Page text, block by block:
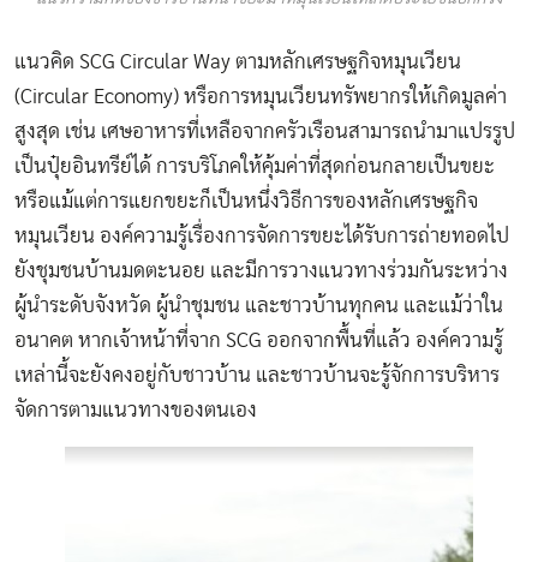
แนวคิด SCG Circular Way ตามหลักเศรษฐกิจหมุนเวียน
(Circular Economy) หรือการหมุนเวียนทรัพยากรให้เกิดมูลค่า
สูงสุด เช่น เศษอาหารที่เหลือจากครัวเรือนสามารถนำมาแปรรูป
เป็นปุ๋ยอินทรีย์ได้ การบริโภคให้คุ้มค่าที่สุดก่อนกลายเป็นขยะ
หรือแม้แต่การแยกขยะก็เป็นหนึ่งวิธีการของหลักเศรษฐกิจ
หมุนเวียน องค์ความรู้เรื่องการจัดการขยะได้รับการถ่ายทอดไป
ยังชุมชนบ้านมดตะนอย และมีการวางแนวทางร่วมกันระหว่าง
ผู้นำระดับจังหวัด ผู้นำชุมชน และชาวบ้านทุกคน และแม้ว่าใน
อนาคต หากเจ้าหน้าที่จาก SCG ออกจากพื้นที่แล้ว องค์ความรู้
เหล่านี้จะยังคงอยู่กับชาวบ้าน และชาวบ้านจะรู้จักการบริหาร
จัดการตามแนวทางของตนเอง